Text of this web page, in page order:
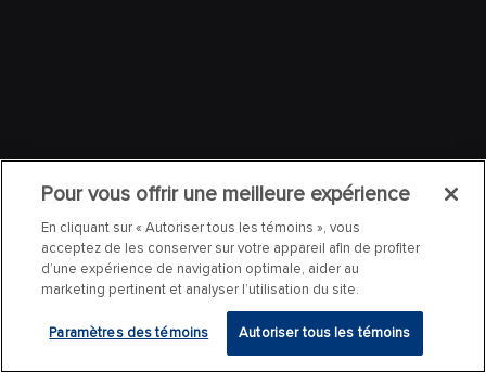
Pour vous offrir une meilleure expérience
En cliquant sur « Autoriser tous les témoins », vous
acceptez de les conserver sur votre appareil afin de profiter
d’une expérience de navigation optimale, aider au
marketing pertinent et analyser l’utilisation du site.
Paramètres des témoins Autoriser tous les témoins